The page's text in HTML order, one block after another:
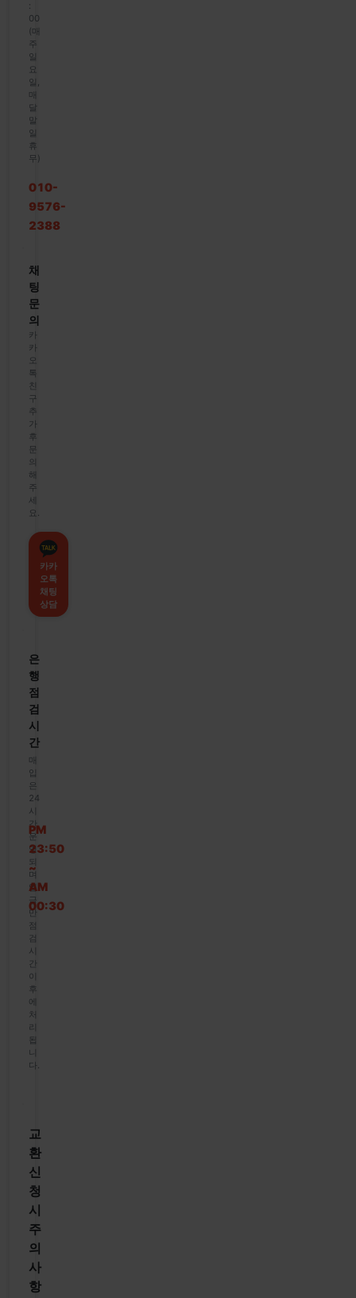
:
00
(매
주
일
요
일,
매
달
말
일
휴
무)
010-
9576-
2388
채
팅
문
의
카
카
오
톡
친
구
추
가
후
문
의
해
주
세
요.
카카
오톡
채팅
상담
은
행
점
검
시
간
매
입
은
24
시
간
운
영
되
며
입
금
만
점
검
시
간
이
후
에
처
리
됩
니
다.
PM
23:50
~
AM
00:30
교
환
신
청
시
주
의
사
항